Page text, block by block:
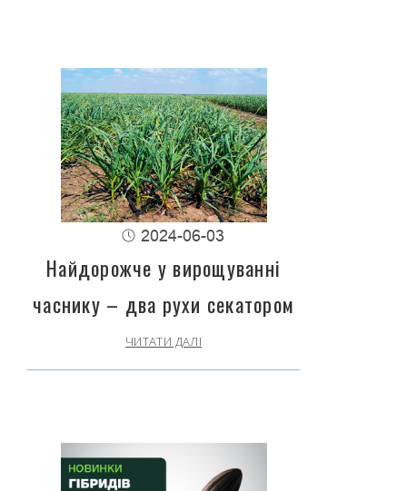
2024-06-03
Найдорожче у вирощуванні
часнику – два рухи секатором
ЧИТАТИ ДАЛІ